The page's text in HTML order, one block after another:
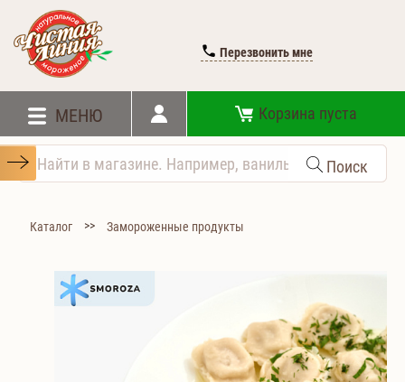
Перезвонить мне
МЕНЮ Корзина пуста
Поиск
Каталог >> Замороженные продукты